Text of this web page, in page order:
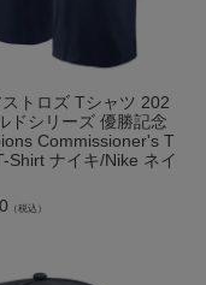
トロズ Tシャツ 202
ドシリーズ 優勝記念
Commissioner's T
Shirt ナイキ/Nike ネイ
（税込）